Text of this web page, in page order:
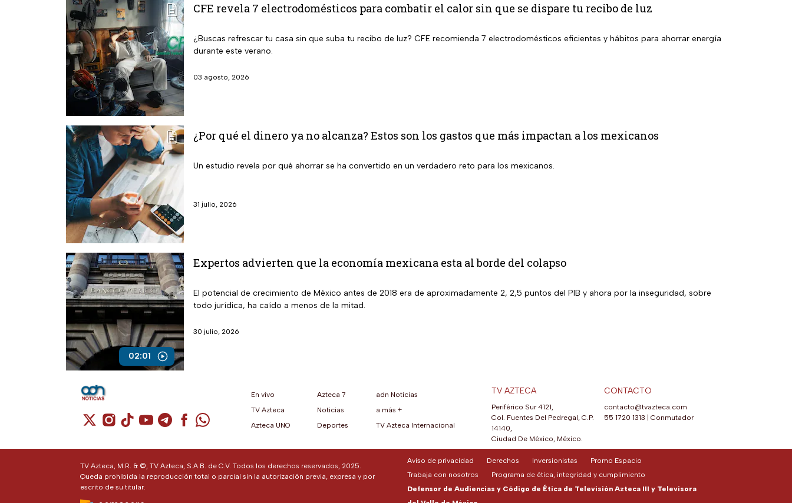
CFE revela 7 electrodomésticos para combatir el calor sin que se dispare tu recibo de luz
¿Buscas refrescar tu casa sin que suba tu recibo de luz? CFE recomienda 7 electrodomésticos eficientes y hábitos para ahorrar energía
durante este verano.
03 agosto, 2026
¿Por qué el dinero ya no alcanza? Estos son los gastos que más impactan a los mexicanos
Un estudio revela por qué ahorrar se ha convertido en un verdadero reto para los mexicanos.
31 julio, 2026
02:01
Expertos advierten que la economía mexicana esta al borde del colapso
El potencial de crecimiento de México antes de 2018 era de aproximadamente 2, 2,5 puntos del PIB y ahora por la inseguridad, sobre
todo jurídica, ha caído a menos de la mitad.
30 julio, 2026
Cuenta de X / Twitter (se abre en una nueva pestaña)
Cuenta de Instagram (se abre en una nueva pestaña)
Cuenta de TikTok (se abre en una nueva pestaña)
Cuenta de YouTube (se abre en una nueva pestaña)
Cuenta de Telegram (se abre en una nueva pestaña)
Cuenta de Facebook (se abre en una nueva pestaña)
Cuenta de WhatsApp (se abre en una nueva pestaña)
En vivo
TV Azteca
Azteca UNO
Azteca 7
Noticias
Deportes
adn Noticias
a más +
TV Azteca Internacional
TV AZTECA
Periférico Sur 4121,
Col. Fuentes Del Pedregal, C.P.
14140,
Ciudad De México, México.
CONTACTO
contacto@tvazteca.com
55 1720 1313 | Conmutador
TV Azteca, M.R. & ©, TV Azteca, S.A.B. de C.V. Todos los derechos reservados, 2025.
Queda prohibida la reproducción total o parcial sin la autorización previa, expresa y por
escrito de su titular.
Aviso de privacidad Derechos Inversionistas
Promo Espacio
Trabaja con nosotros
Programa de ética, integridad y cumplimiento
Defensor de Audiencias y Código de Ética de Televisión Azteca III y Televisora